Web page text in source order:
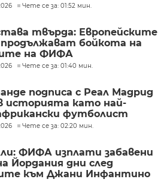
Чете се за: 01:52 мин.
твърда: Европейските
бойкота на
на ФИФА
Чете се за: 01:40 мин.
подписа с Реал Мадрид
историята като най-
футболист
Чете се за: 02:20 мин.
ФИФА изплати забавени
Йордания дни след
към Джани Инфантино